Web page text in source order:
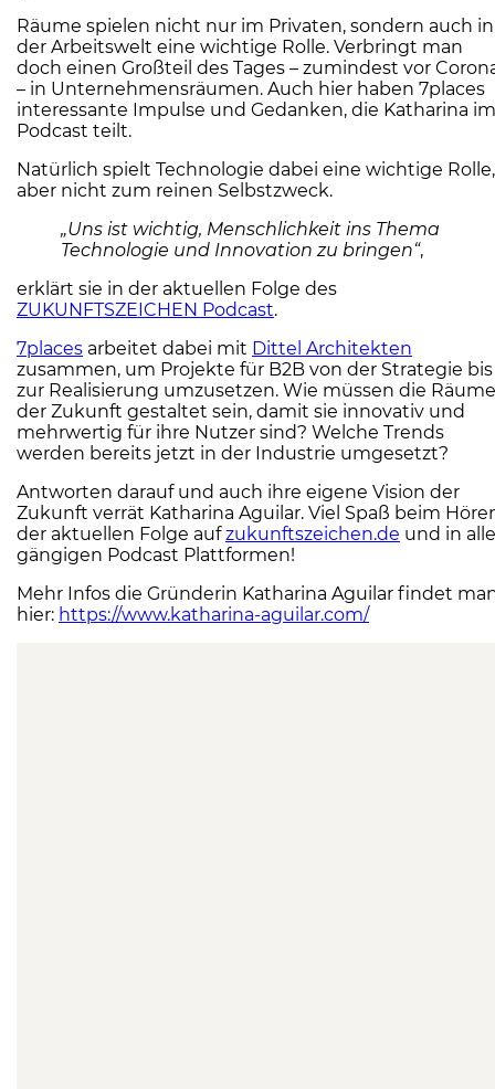
Räume spielen nicht nur im Privaten, sondern auch in
der Arbeitswelt eine wichtige Rolle. Verbringt man
doch einen Großteil des Tages – zumindest vor
– in Unternehmensräumen. Auch hier haben 7places
interessante Impulse und Gedanken, die Katharina im
Podcast teilt.
Natürlich spielt Technologie dabei eine wichtige Rolle,
aber nicht zum reinen Selbstzweck.
„Uns ist wichtig, Menschlichkeit ins Thema
Technologie und Innovation zu bringen“,
erklärt sie in der aktuellen Folge des
ZUKUNFTSZEICHEN Podcast.
7places arbeitet dabei mit Dittel Architekten
zusammen, um Projekte für B2B von der Strategie bis
zur Realisierung umzusetzen. Wie müssen die Räume
der Zukunft gestaltet sein, damit sie innovativ und
mehrwertig für ihre Nutzer sind? Welche Trends
werden bereits jetzt in der Industrie umgesetzt?
Antworten darauf und auch ihre eigene Vision der
Zukunft verrät Katharina Aguilar. Viel Spaß beim
der aktuellen Folge aufzukunftszeichen.de und in
gängigen Podcast Plattformen!
Mehr Infos die Gründerin Katharina Aguilar findet
hier: https://www.katharina-aguilar.com/